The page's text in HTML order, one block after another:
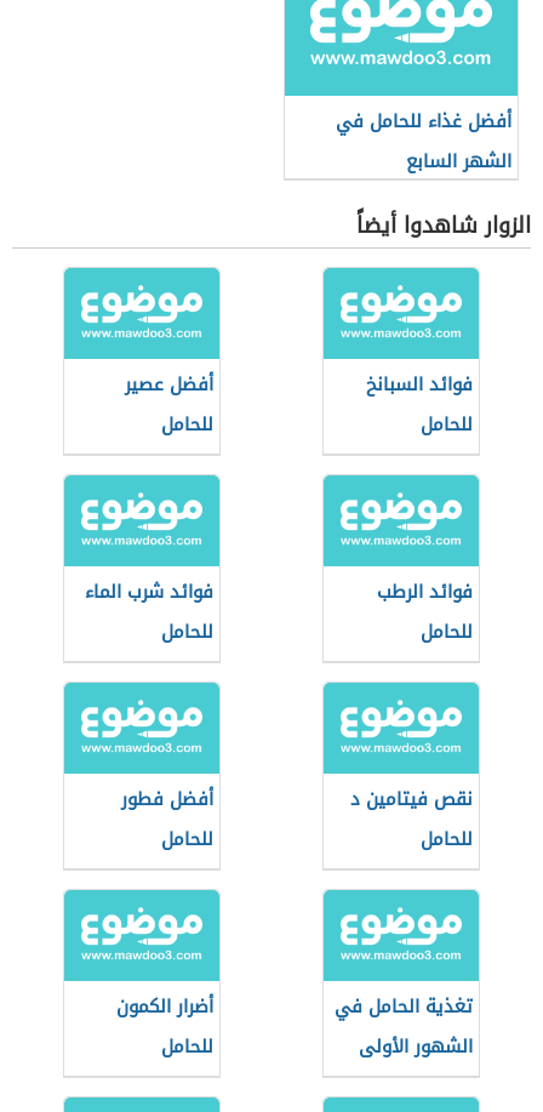
أفضل غذاء للحامل في
الشهر السابع
الزوار شاهدوا أيضاً
فوائد السبانخ
للحامل
أفضل عصير
للحامل
فوائد الرطب
للحامل
فوائد شرب الماء
للحامل
نقص فيتامين د
للحامل
أفضل فطور
للحامل
تغذية الحامل في
الشهور الأولى
أضرار الكمون
للحامل